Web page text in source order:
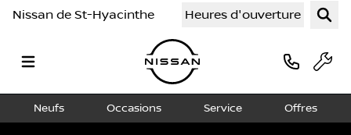
Nissan de St-Hyacinthe Heures d'ouverture
Neufs Occasions Service Offres